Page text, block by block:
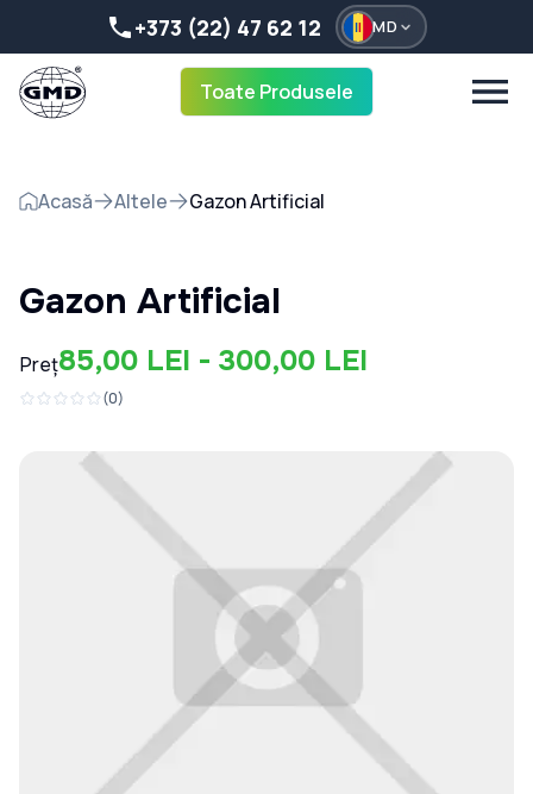
+373 (22) 47 62 12 MD
Toate Produsele
Acasă Altele Gazon Artificial
Gazon Artificial
Preț85,00 LEI - 300,00 LEI
(0)